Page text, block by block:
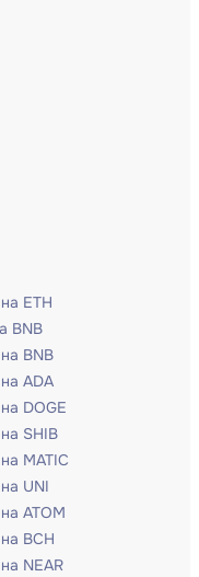
ETH
BNB
BNB
ADA
DOGE
SHIB
MATIC
UNI
ATOM
BCH
NEAR